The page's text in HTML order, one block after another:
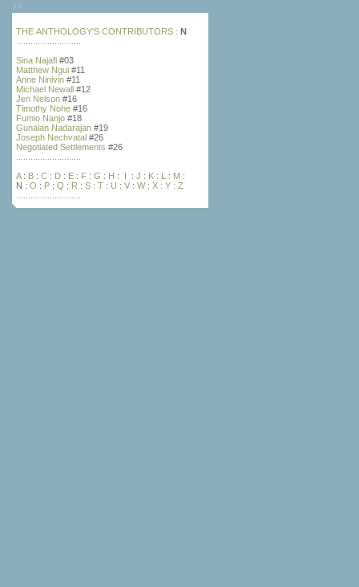
THE ANTHOLOGY'S CONTRIBUTORS : N
Sina Najafi #03
Matthew Ngui #11
Anne Ninivin #11
Michael Newall #12
Jen Nelson #16
Timothy Nohe #16
Fumio Nanjo #18
Gunalan Nadarajan #19
Joseph Nechvatal #26
Negotiated Settlements #26
A: B : C : D : E : F : G : H : I : J : K : L : M :
N : O : P : Q : R : S : T : U : V : W: X : Y : Z